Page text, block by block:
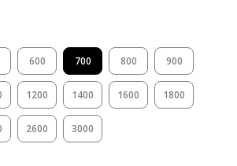
600 700 800 900
1200 1400 1600 1800
2600 3000